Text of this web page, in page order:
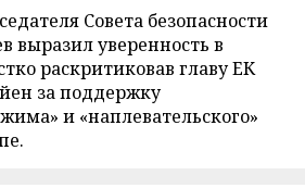
Совета безопасности
уверенность в
раскритиковав главу ЕК
за поддержку
и «наплевательского»